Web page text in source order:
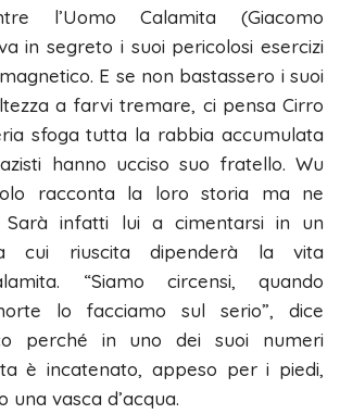
l’Uomo Calamita (Giacomo
in segreto i suoi pericolosi esercizi
E se non bastassero i suoi
a farvi tremare, ci pensa Cirro
sfoga tutta la rabbia accumulata
hanno ucciso suo fratello. Wu
racconta la loro storia ma ne
Sarà infatti lui a cimentarsi in un
cui riuscita dipenderà la vita
“Siamo circensi, quando
lo facciamo sul serio”, dice
perché in uno dei suoi numeri
è incatenato, appeso per i piedi,
una vasca d’acqua.